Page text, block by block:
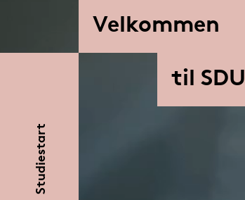
Velkommen
Studiestart
til SDU